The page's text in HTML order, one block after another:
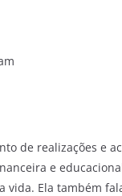
de realizações e
e
vida. Ela também